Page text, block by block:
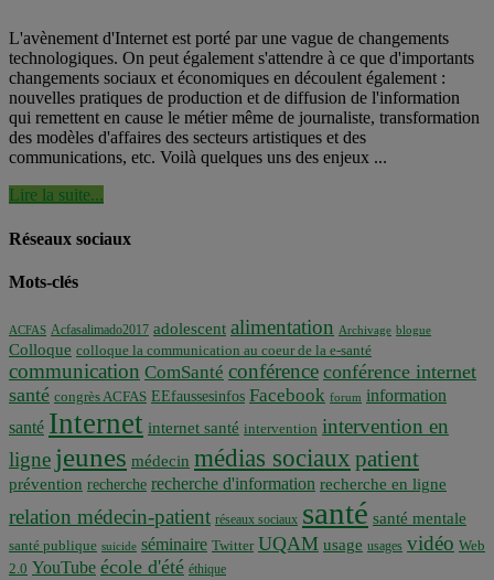
L'avènement d'Internet est porté par une vague de changements
technologiques. On peut également s'attendre à ce que d'importants
changements sociaux et économiques en découlent également :
nouvelles pratiques de production et de diffusion de l'information
qui remettent en cause le métier même de journaliste, transformation
des modèles d'affaires des secteurs artistiques et des
communications, etc. Voilà quelques uns des enjeux ...
Lire la suite...
Réseaux sociaux
Mots-clés
ACFAS Acfasalimado2017 adolescent alimentation Archivage blogue
Colloque colloque la communication au coeur de la e-santé
communication ComSanté conférence conférence internet
santé congrès ACFAS EEfaussesinfos Facebook forum information
santé Internet internet santé intervention intervention en
ligne jeunes médecin médias sociaux patient
prévention recherche recherche d'information recherche en ligne
relation médecin-patient réseaux sociaux santé santé mentale
santé publique suicide séminaire Twitter UQAM usage usages vidéo Web
2.0 YouTube école d'été éthique